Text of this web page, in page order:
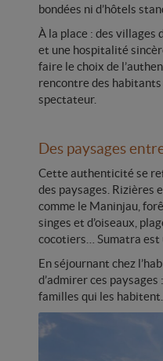
bondées ni d’hôtels
À la place : des villages
et une hospitalité
faire le choix de
rencontre des
spectateur.
Des paysages
Cette authenticité se
des paysages. Rizières
comme le Maninjau,
singes et d’oiseaux,
cocotiers… Sumatra est
En séjournant chez
d’admirer ces
familles qui les habitent.